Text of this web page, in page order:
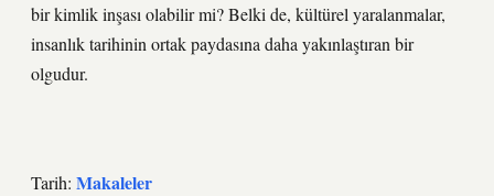
bir kimlik inşası olabilir mi? Belki de, kültürel yaralanmalar,
insanlık tarihinin ortak paydasına daha yakınlaştıran bir
olgudur.
Tarih: Makaleler